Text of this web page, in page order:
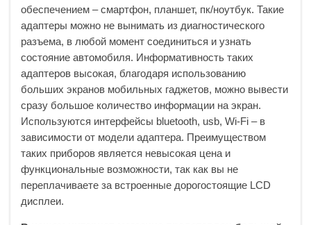
обеспечением – смартфон, планшет, пк/ноутбук. Такие
адаптеры можно не вынимать из диагностического
разъема, в любой момент соединиться и узнать
состояние автомобиля. Информативность таких
адаптеров высокая, благодаря использованию
больших экранов мобильных гаджетов, можно вывести
сразу большое количество информации на экран.
Используются интерфейсы bluetooth, usb, Wi-Fi – в
зависимости от модели адаптера. Преимуществом
таких приборов является невысокая цена и
функциональные возможности, так как вы не
переплачиваете за встроенные дорогостоящие LCD
дисплеи.